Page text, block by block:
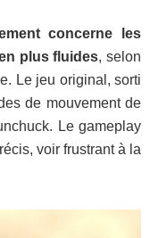
concerne les
plus fluides, selon
Le jeu original, sorti
de mouvement de
Le gameplay
voir frustrant à la